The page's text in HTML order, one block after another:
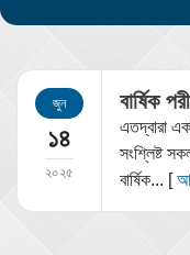
জুন
১৪
২০২৫
বার্ষিক
এতদ্বারা
সংশ্লিষ্ট
বার্ষিক... [